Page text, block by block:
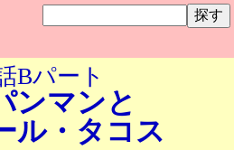
Bパート
ンマンと
ル・ タコス